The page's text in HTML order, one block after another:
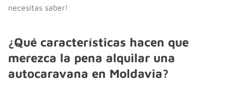
necesitas saber!
¿Qué características hacen que
merezca la pena alquilar una
autocaravana en Moldavia?